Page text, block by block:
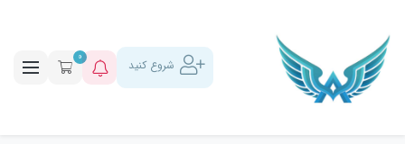
شروع کنید 0